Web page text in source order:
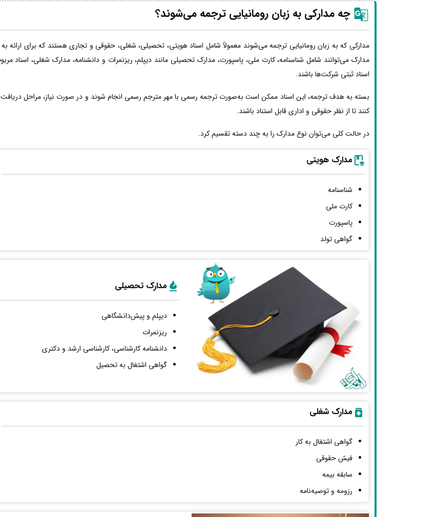
چه مدارکی به زبان رومانیایی ترجمه می‌شوند؟
مدارکی که به زبان رومانیایی ترجمه می‌شوند معمولاً شامل اسناد هویتی، تحصیلی، شغلی، حقوقی و تجاری هستند که برای ارائه به
مدارک می‌توانند شامل شناسنامه، کارت ملی، پاسپورت، مدارک تحصیلی مانند دیپلم، ریزنمرات و دانشنامه، مدارک شغلی، اسناد
اسناد ثبتی شرکت‌ها باشند.
بسته به هدف ترجمه، این اسناد ممکن است به‌صورت ترجمه رسمی با مهر مترجم رسمی انجام شوند و در صورت نیاز، مراحل
کنند تا از نظر حقوقی و اداری قابل استناد باشند.
در حالت کلی می‌توان نوع مدارک را به چند دسته تقسیم کرد.
مدارک هویتی
شناسنامه
کارت ملی
پاسپورت
گواهی تولد
مدارک تحصیلی
دیپلم و پیش‌دانشگاهی
ریزنمرات
دانشنامه کارشناسی، کارشناسی ارشد و دکتری
گواهی اشتغال به تحصیل
مدارک شغلی
گواهی اشتغال به کار
فیش حقوقی
سابقه بیمه
رزومه و توصیه‌نامه